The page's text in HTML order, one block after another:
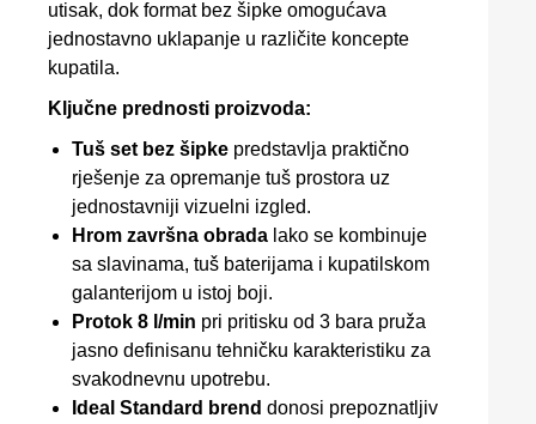
utisak, dok format bez šipke omogućava
jednostavno uklapanje u različite koncepte
kupatila.
Ključne prednosti proizvoda:
Tuš set bez šipke predstavlja praktično
rješenje za opremanje tuš prostora uz
jednostavniji vizuelni izgled.
Hrom završna obrada lako se kombinuje
sa slavinama, tuš baterijama i kupatilskom
galanterijom u istoj boji.
Protok 8 l/min pri pritisku od 3 bara pruža
jasno definisanu tehničku karakteristiku za
svakodnevnu upotrebu.
Ideal Standard brend donosi prepoznatljiv